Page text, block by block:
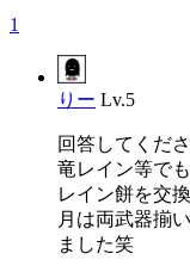
1
りー Lv.5
回答してくだ
竜レイン等で
レイン餅を交
月は両武器揃
ました笑